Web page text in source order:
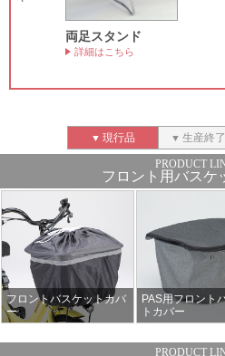
両足スタンド
詳細はこちら
現行品 生産終
フロント用バスケ
フロントバスケットカバ
ー
PAS用フロント
トカバー